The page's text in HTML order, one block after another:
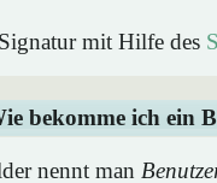
mit Hilfe des
bekomme ich ein
nennt man